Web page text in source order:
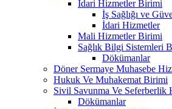
İdari Hizmetler Birimi
İş Sağlığı ve
İdari Hizmetler
Mali Hizmetler Birimi
Sağlık Bilgi Sistemleri
Dökümanlar
Döner Sermaye Muhasebe
Hukuk Ve Muhakemat Birimi
Sivil Savunma Ve Seferberlik
Dökümanlar